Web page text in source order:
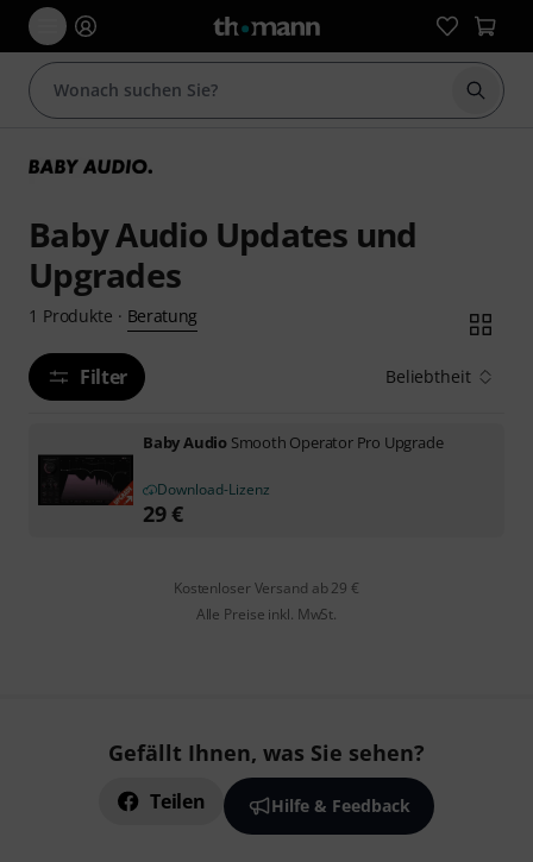
Suche
Baby Audio Updates und
Upgrades
1 Produkte · Beratung
Filter Beliebtheit
Baby Audio Smooth Operator Pro Upgrade
Download-Lizenz
29€
Kostenloser Versand ab 29 €
Alle Preise inkl. MwSt.
Gefällt Ihnen, was Sie sehen?
Teilen Hilfe & Feedback